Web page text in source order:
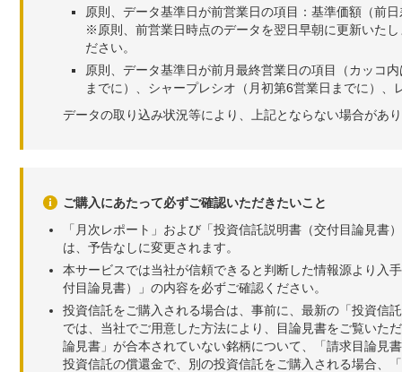
原則、データ基準日が前営業日の項目：基準価額（前
※原則、前営業日時点のデータを翌日早朝に更新いた
ださい。
原則、データ基準日が前月最終営業日の項目（カッコ
までに）、シャープレシオ（月初第6営業日までに）
データの取り込み状況等により、上記とならない場合があ
ご購入にあたって必ずご確認いただきたいこと
「月次レポート」および「投資信託説明書（交付目論見
は、予告なしに変更されます。
本サービスでは当社が信頼できると判断した情報源より入
付目論見書）」の内容を必ずご確認ください。
投資信託をご購入される場合は、事前に、最新の「投資信
では、当社でご用意した方法により、目論見書をご覧いた
論見書」が合本されていない銘柄について、「請求目論見
投資信託の償還金で、別の投資信託をご購入される場合、